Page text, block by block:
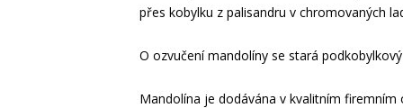
přes kobylku z palisandru v chromovaných
O ozvučení mandolíny se stará
Mandolína je dodávána v kvalitním